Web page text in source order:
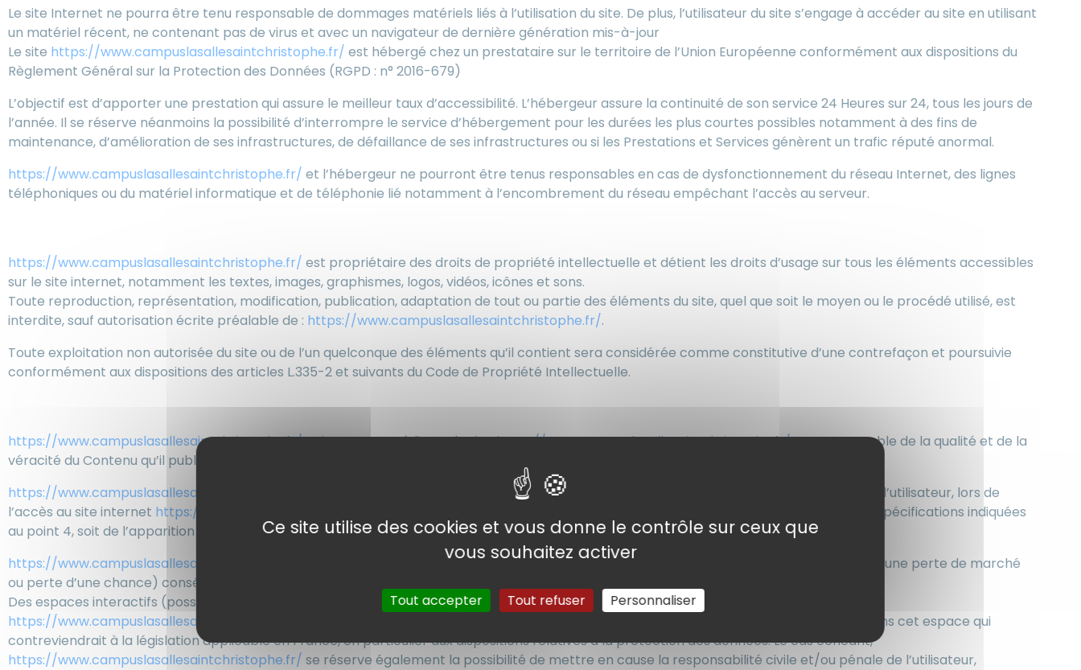
Le site Internet ne pourra être tenu responsable de dommages matériels liés à l’utilisation du site. De plus, l’utilisateur du site s’engage à accéder au site en utilisant
un matériel récent, ne contenant pas de virus et avec un navigateur de dernière génération mis-à-jour
Le site https://www.campuslasallesaintchristophe.fr/ est hébergé chez un prestataire sur le territoire de l’Union Européenne conformément aux dispositions du
Règlement Général sur la Protection des Données (RGPD : n° 2016-679)
L’objectif est d’apporter une prestation qui assure le meilleur taux d’accessibilité. L’hébergeur assure la continuité de son service 24 Heures sur 24, tous les jours de
l’année. Il se réserve néanmoins la possibilité d’interrompre le service d’hébergement pour les durées les plus courtes possibles notamment à des fins de
maintenance, d’amélioration de ses infrastructures, de défaillance de ses infrastructures ou si les Prestations et Services génèrent un trafic réputé anormal.
https://www.campuslasallesaintchristophe.fr/ et l’hébergeur ne pourront être tenus responsables en cas de dysfonctionnement du réseau Internet, des lignes
téléphoniques ou du matériel informatique et de téléphonie lié notamment à l’encombrement du réseau empêchant l’accès au serveur.
https://www.campuslasallesaintchristophe.fr/ est propriétaire des droits de propriété intellectuelle et détient les droits d’usage sur tous les éléments accessibles
sur le site internet, notamment les textes, images, graphismes, logos, vidéos, icônes et sons.
Toute reproduction, représentation, modification, publication, adaptation de tout ou partie des éléments du site, quel que soit le moyen ou le procédé utilisé, est
interdite, sauf autorisation écrite préalable de : https://www.campuslasallesaintchristophe.fr/.
Toute exploitation non autorisée du site ou de l’un quelconque des éléments qu’il contient sera considérée comme constitutive d’une contrefaçon et poursuivie
conformément aux dispositions des articles L.335-2 et suivants du Code de Propriété Intellectuelle.
6. Limitations de responsabilité.
https://www.campuslasallesaintchristophe.fr/agit en tant qu’éditeur du site.https://www.campuslasallesaintchristophe.fr/est responsable de la qualité et de la
véracité du Contenu qu’il publie.
https://www.campuslasallesaintchristophe.fr/
ne pourra être tenu responsable des dommages directs et indirects causés au matériel de l’utilisateur, lors de
l’accès au site internet https://www.campuslasallesaintchristophe.fr/
, et résultant soit de l’utilisation d’un matériel ne répondant pas aux spécifications indiquées
au point 4, soit de l’apparition d’un bug ou d’une incompatibilité.
https://www.campuslasallesaintchristophe.fr/
ne pourra également être tenu responsable des dommages indirects (tels par exemple qu’une perte de marché
ou perte d’une chance) consécutifs à l’utilisation du site
Des espaces interactifs (possibilité de poser des questions dans l’espace contact) sont à la disposition des utilisateurs.
https://www.campuslasallesaintchristophe.fr/
se réserve le droit de supprimer, sans mise en demeure préalable, tout contenu déposé dans cet espace qui
contreviendrait à la législation applicable en France, en particulier aux dispositions relatives à la protection des données. Le cas échéant,
https://www.campuslasallesaintchristophe.fr/ se réserve également la possibilité de mettre en cause la responsabilité civile et/ou pénale de l’utilisateur,
Ce site utilise des cookies et vous donne le contrôle sur ceux que
vous souhaitez activer
Tout accepter Tout refuser Personnaliser